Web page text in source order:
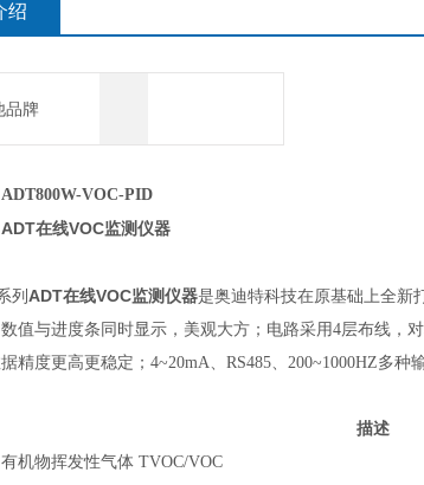
绍
品牌
VOC-PID
ADT在线VOC监测仪器
列 ADT在线VOC监测仪器是奥迪特科技在原基础上全新
值与进度条同时显示，美观大方；电路采用4层布线，
精度更高更稳定；4~20mA、RS485、200~1000HZ多
描述
有机物挥发性气体 TVOC/VOC